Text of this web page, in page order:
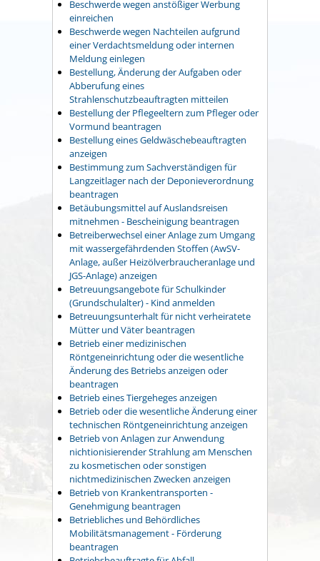
Beschwerde wegen anstößiger Werbung
einreichen
Beschwerde wegen Nachteilen aufgrund
einer Verdachtsmeldung oder internen
Meldung einlegen
Bestellung, Änderung der Aufgaben oder
Abberufung eines
Strahlenschutzbeauftragten mitteilen
Bestellung der Pflegeeltern zum Pfleger oder
Vormund beantragen
Bestellung eines Geldwäschebeauftragten
anzeigen
Bestimmung zum Sachverständigen für
Langzeitlager nach der Deponieverordnung
beantragen
Betäubungsmittel auf Auslandsreisen
mitnehmen - Bescheinigung beantragen
Betreiberwechsel einer Anlage zum Umgang
mit wassergefährdenden Stoffen (AwSV-
Anlage, außer Heizölverbraucheranlage und
JGS-Anlage) anzeigen
Betreuungsangebote für Schulkinder
(Grundschulalter) - Kind anmelden
Betreuungsunterhalt für nicht verheiratete
Mütter und Väter beantragen
Betrieb einer medizinischen
Röntgeneinrichtung oder die wesentliche
Änderung des Betriebs anzeigen oder
beantragen
Betrieb eines Tiergeheges anzeigen
Betrieb oder die wesentliche Änderung einer
technischen Röntgeneinrichtung anzeigen
Betrieb von Anlagen zur Anwendung
nichtionisierender Strahlung am Menschen
zu kosmetischen oder sonstigen
nichtmedizinischen Zwecken anzeigen
Betrieb von Krankentransporten -
Genehmigung beantragen
Betriebliches und Behördliches
Mobilitätsmanagement - Förderung
beantragen